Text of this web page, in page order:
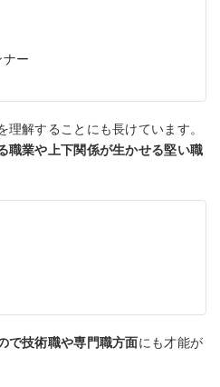
ー
解することにも長けています。
職業や上下関係が生かせる堅い職
で技術職や専門職方面にも才能が